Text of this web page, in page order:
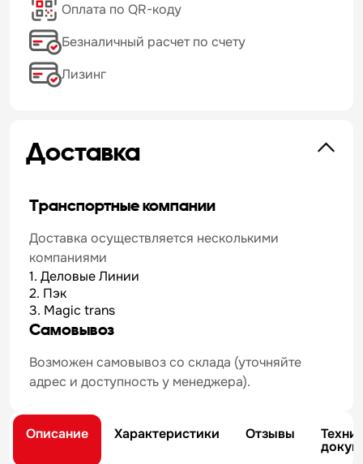
Оплата по QR-коду
Безналичный расчет по счету
Лизинг
Доставка
Транспортные компании
Доставка осуществляется несколькими
компаниями
1. Деловые Линии
2. Пэк
3. Magic trans
Самовывоз
Возможен самовывоз со склада (уточняйте
адрес и доступность у менеджера).
Описание Характеристики Отзывы